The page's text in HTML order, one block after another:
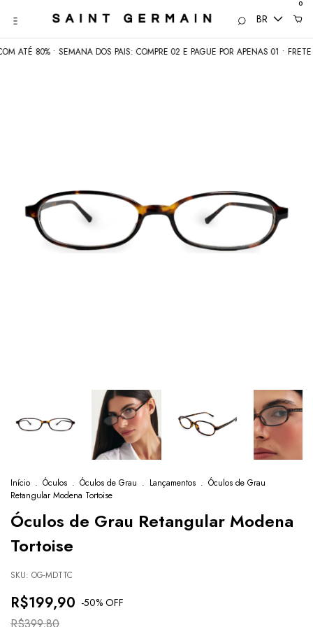
BR
0
80% • SEMANA DOS PAIS: COMPRE 02 E PAGUE POR APENAS 01 • FRETE
Início . Óculos . Óculos de Grau . Lançamentos . Óculos de Grau
Retangular Modena Tortoise
Óculos de Grau Retangular Modena
Tortoise
SKU: OG-MDTTC
R$199,90 -50% OFF
R$399,80